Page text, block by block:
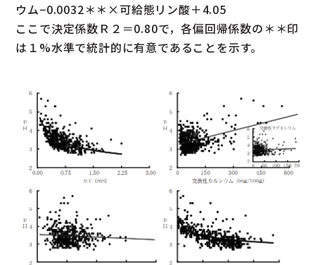
ウム−0.0032＊＊×可給態リン酸＋4.05
ここで決定係数Ｒ２＝0.80で，各偏回帰係数の＊＊印
は１%水準で統計的に有意であることを示す。